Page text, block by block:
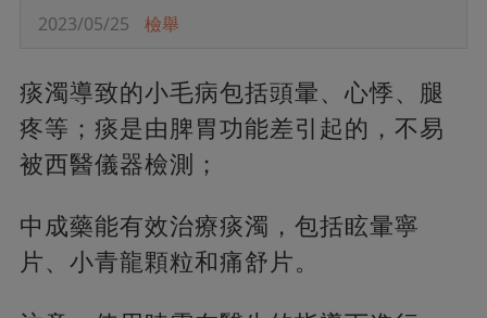
2023/05/25 檢舉
痰濁導致的小毛病包括頭暈、心悸、腿
疼等；痰是由脾胃功能差引起的，不易
被西醫儀器檢測；
中成藥能有效治療痰濁，包括眩暈寧
片、小青龍顆粒和痛舒片。